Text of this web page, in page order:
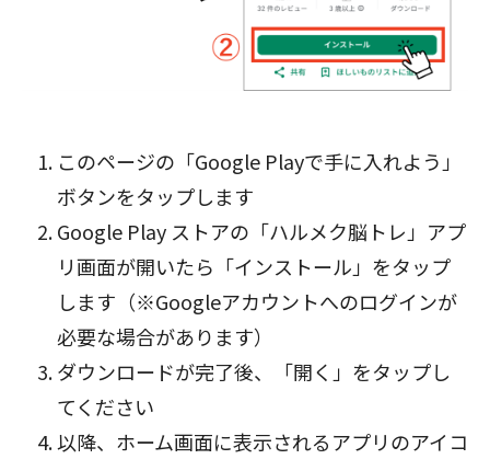
このページの「Google Playで手に入れよう」
ボタンをタップします
Google Play ストアの「ハルメク脳トレ」アプ
リ画面が開いたら「インストール」をタップ
します（※Googleアカウントへのログインが
必要な場合があります）
ダウンロードが完了後、「開く」をタップし
てください
以降、ホーム画面に表示されるアプリのアイコ